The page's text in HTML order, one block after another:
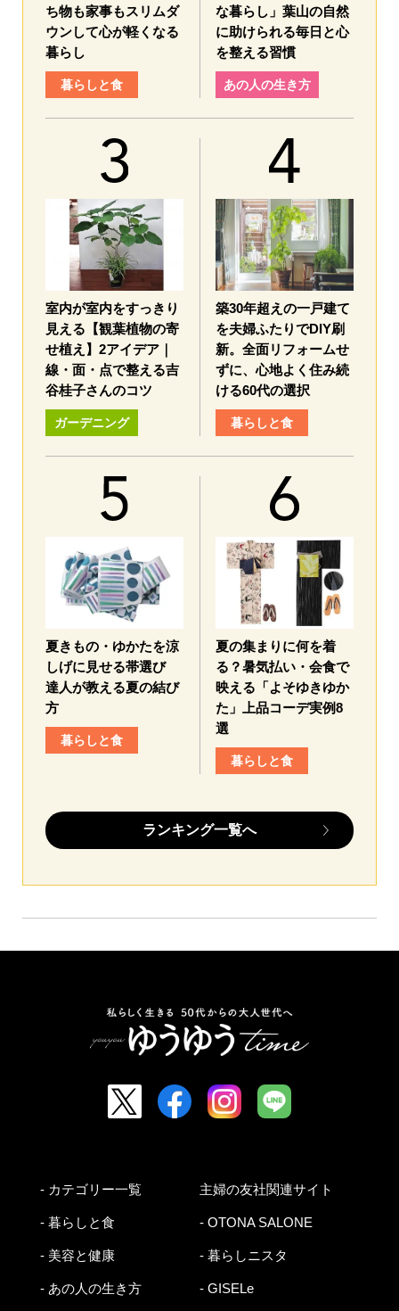
ち物も家事もスリムダ
ウンして心が軽くなる
暮らし
暮らしと食
な暮らし」葉山の自然
に助けられる毎日と心
を整える習慣
あの人の生き方
室内が室内をすっきり
見える【観葉植物の寄
せ植え】2アイデア｜
線・面・点で整える吉
谷桂子さんのコツ
ガーデニング
築30年超えの一戸建て
を夫婦ふたりでDIY刷
新。全面リフォームせ
ずに、心地よく住み続
ける60代の選択
暮らしと食
夏きもの・ゆかたを涼
しげに見せる帯選び
達人が教える夏の結び
方
暮らしと食
夏の集まりに何を着
る？暑気払い・会食で
映える「よそゆきゆか
た」上品コーデ実例8
選
暮らしと食
ランキング一覧へ
- カテゴリー一覧
- 暮らしと食
- 美容と健康
- あの人の生き方
主婦の友社関連サイト
- OTONA SALONE
- 暮らしニスタ
- GISELe